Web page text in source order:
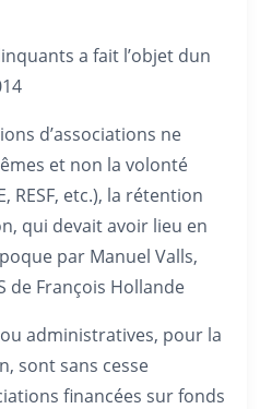
a fait l’objet dun
d’associations ne
et non la volonté
RESF, etc.), la rétention
qui devait avoir lieu en
par Manuel Valls,
de François Hollande
administratives, pour la
sont sans cesse
financées sur fonds